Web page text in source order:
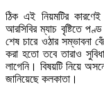
ঠিক এই নিয়মটির
আরসিবির ম্যাচ বৃষ্টিতে
শেষ চারে ওঠার সম্ভাবনা
করা হতো তবে তারাও
লাগেনি। বিষয়টি নিয়ে
জানিয়েছে কলকাতা।